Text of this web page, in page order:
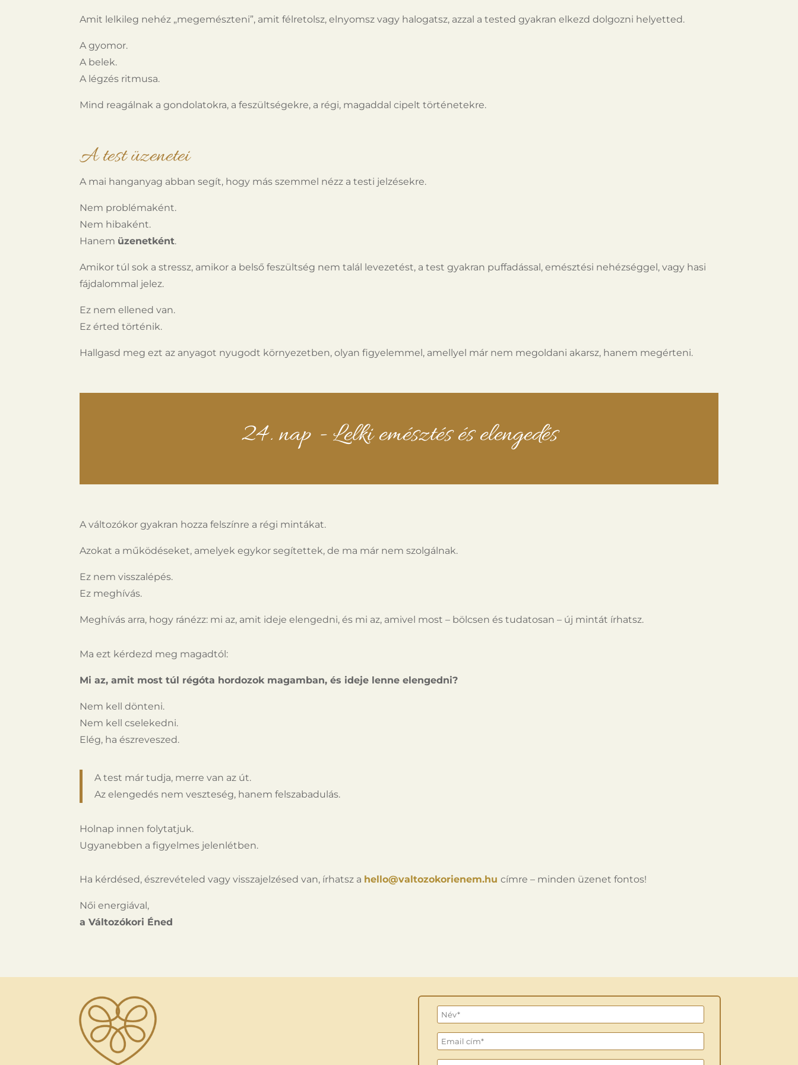
Amit lelkileg nehéz „megemészteni”, amit félretolsz, elnyomsz vagy halogatsz, azzal a tested gyakran elkezd dolgozni helyetted.
A gyomor.
A belek.
A légzés ritmusa.
Mind reagálnak a gondolatokra, a feszültségekre, a régi, magaddal cipelt történetekre.
A test üzenetei
A mai hanganyag abban segít, hogy más szemmel nézz a testi jelzésekre.
Nem problémaként.
Nem hibaként.
Hanem üzenetként.
Amikor túl sok a stressz, amikor a belső feszültség nem talál levezetést, a test gyakran puffadással, emésztési nehézséggel, vagy hasi
fájdalommal jelez.
Ez nem ellened van.
Ez érted történik.
Hallgasd meg ezt az anyagot nyugodt környezetben, olyan figyelemmel, amellyel már nem megoldani akarsz, hanem megérteni.
24. nap - Lelki emésztés és elengedés
A változókor gyakran hozza felszínre a régi mintákat.
Azokat a működéseket, amelyek egykor segítettek, de ma már nem szolgálnak.
Ez nem visszalépés.
Ez meghívás.
Meghívás arra, hogy ránézz: mi az, amit ideje elengedni, és mi az, amivel most – bölcsen és tudatosan – új mintát írhatsz.
Ma ezt kérdezd meg magadtól:
Mi az, amit most túl régóta hordozok magamban, és ideje lenne elengedni?
Nem kell dönteni.
Nem kell cselekedni.
Elég, ha észreveszed.
A test már tudja, merre van az út.
Az elengedés nem veszteség, hanem felszabadulás.
Holnap innen folytatjuk.
Ugyanebben a figyelmes jelenlétben.
Ha kérdésed, észrevételed vagy visszajelzésed van, írhatsz a hello@valtozokorienem.hucímre – minden üzenet fontos!
Női energiával,
a Változókori Éned